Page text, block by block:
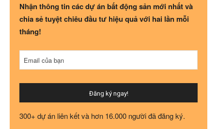
Nhận thông tin các dự án bất động sản mới nhất và
chia sẻ tuyệt chiêu đầu tư hiệu quả với hai lần mỗi
tháng!
Email *
Email của bạn
Đăng ký ngay!
300+ dự án liên kết và hơn 16.000 người đã đăng ký.